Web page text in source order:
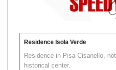
Residence Isola Verde
Residence in Pisa Cisanello,
historical center.